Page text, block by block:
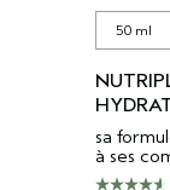
50 ml
sa
à ses